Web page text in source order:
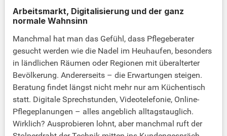
Arbeitsmarkt, Digitalisierung und der ganz
normale Wahnsinn
Manchmal hat man das Gefühl, dass Pflegeberater
gesucht werden wie die Nadel im Heuhaufen, besonders
in ländlichen Räumen oder Regionen mit überalterter
Bevölkerung. Andererseits – die Erwartungen steigen.
Beratung findet längst nicht mehr nur am Küchentisch
statt. Digitale Sprechstunden, Videotelefonie, Online-
Pflegeplanungen – alles angeblich alltagstauglich.
Wirklich? Ausprobieren lohnt, aber manchmal ruft der